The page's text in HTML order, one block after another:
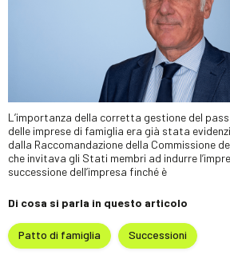
L’importanza della corretta gestione del
delle imprese di famiglia era già stata
dalla Raccomandazione della Commissione
che invitava gli Stati membri ad indurre
successione dell’impresa finché è
Di cosa si parla in questo articolo
Patto di famiglia Successioni